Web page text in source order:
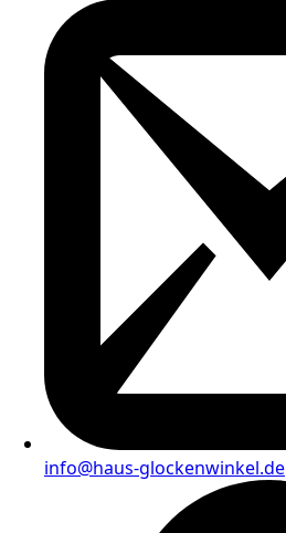
info@haus-glockenwinkel.de